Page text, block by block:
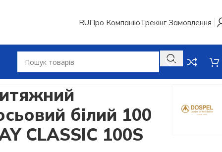
RUПро КомпаніюТрекінг Замовлення
PLAY CLASSIC 100S
білий 100
CLASSIC 100S